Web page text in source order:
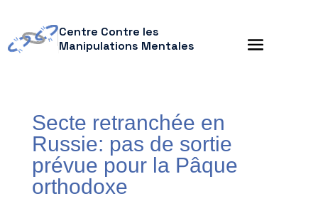
Centre Contre les
Manipulations Mentales
Secte retranchée en
Russie: pas de sortie
prévue pour la Pâque
orthodoxe